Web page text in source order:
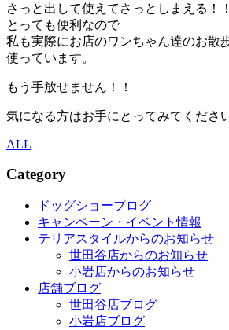
さっと出して使えてさっとしまえる！！
とっても便利なので
私も実際にお店のワンちゃん達のお散
使っています。
もう手放せません！！
気になる方はお手にとってみてくださ
ALL
Category
ドッグショーブログ
キャンペーン・イベント情報
テリアスタイルからのお知らせ
世田谷店からのお知らせ
小岩店からのお知らせ
店舗ブログ
世田谷店ブログ
小岩店ブログ